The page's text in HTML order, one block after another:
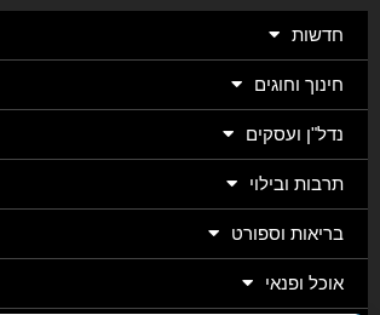
חדשות
חינוך וחוגים
נדל"ן ועסקים
תרבות ובילוי
בריאות וספורט
אוכל ופנאי